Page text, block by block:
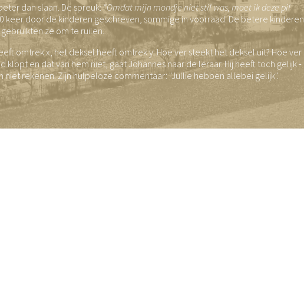
dan slaan. De spreuk:"Omdat mijn mondje niet stil was, moet ik deze pil
keer door de kinderen geschreven, sommige in voorraad. De betere kinderen
gebruikten ze om te ruilen.
omtrek x, het deksel heeft omtrek y. Hoe ver steekt het deksel uit? Hoe ver
klopt en dat van hem niet, gaat Johannes naar de leraar. Hij heeft toch gelijk -
niet rekenen. Zijn hulpeloze commentaar: "Jullie hebben allebei gelijk".